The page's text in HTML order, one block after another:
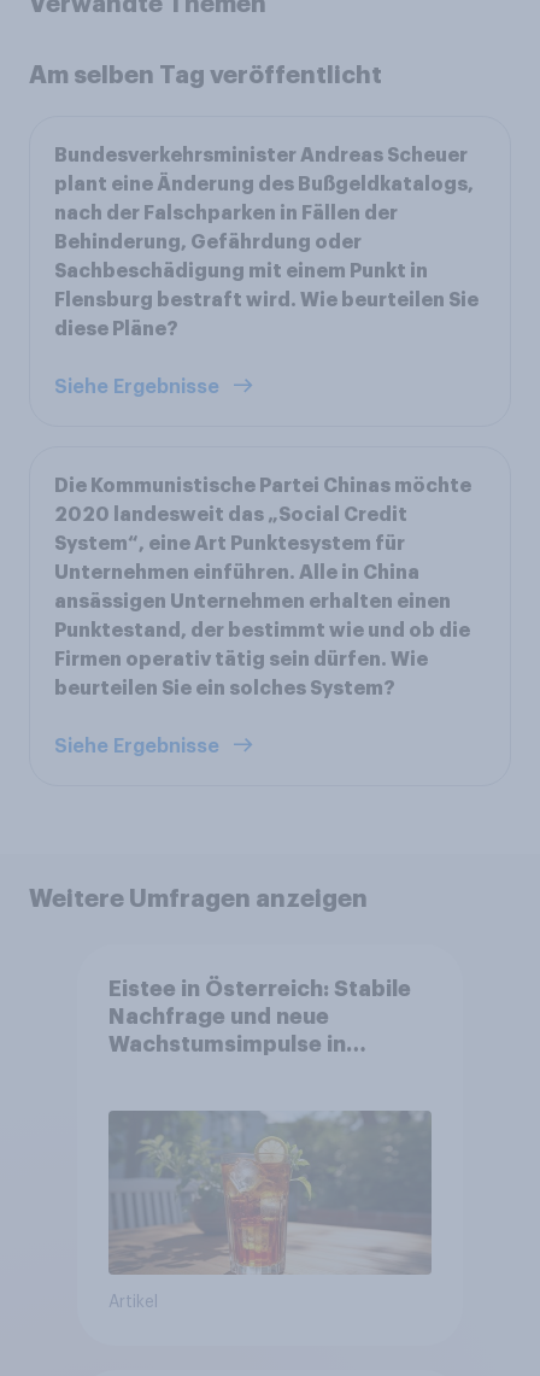
Am selben Tag veröffentlicht
Bundesverkehrsminister Andreas Scheuer
plant eine Änderung des Bußgeldkatalogs,
nach der Falschparken in Fällen der
Behinderung, Gefährdung oder
Sachbeschädigung mit einem Punkt in
Flensburg bestraft wird. Wie beurteilen Sie
diese Pläne?
Siehe Ergebnisse
Die Kommunistische Partei Chinas möchte
2020 landesweit das „Social Credit
System“, eine Art Punktesystem für
Unternehmen einführen. Alle in China
ansässigen Unternehmen erhalten einen
Punktestand, der bestimmt wie und ob die
Firmen operativ tätig sein dürfen. Wie
beurteilen Sie ein solches System?
Siehe Ergebnisse
Weitere Umfragen anzeigen
Eistee in Österreich: Stabile
Nachfrage und neue
Wachstumsimpulse in
Artikel